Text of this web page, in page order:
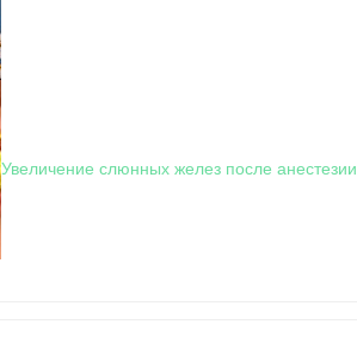
Увеличение слюнных желез после анестезии